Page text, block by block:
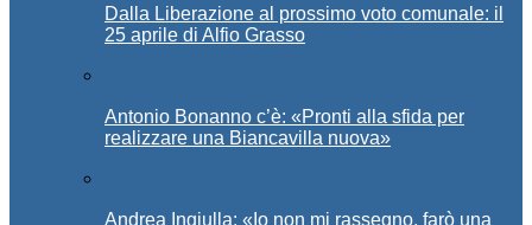
Dalla Liberazione al prossimo voto comunale: il
25 aprile di Alfio Grasso
Antonio Bonanno c’è: «Pronti alla sfida per
realizzare una Biancavilla nuova»
Andrea Ingiulla: «Io non mi rassegno, farò una